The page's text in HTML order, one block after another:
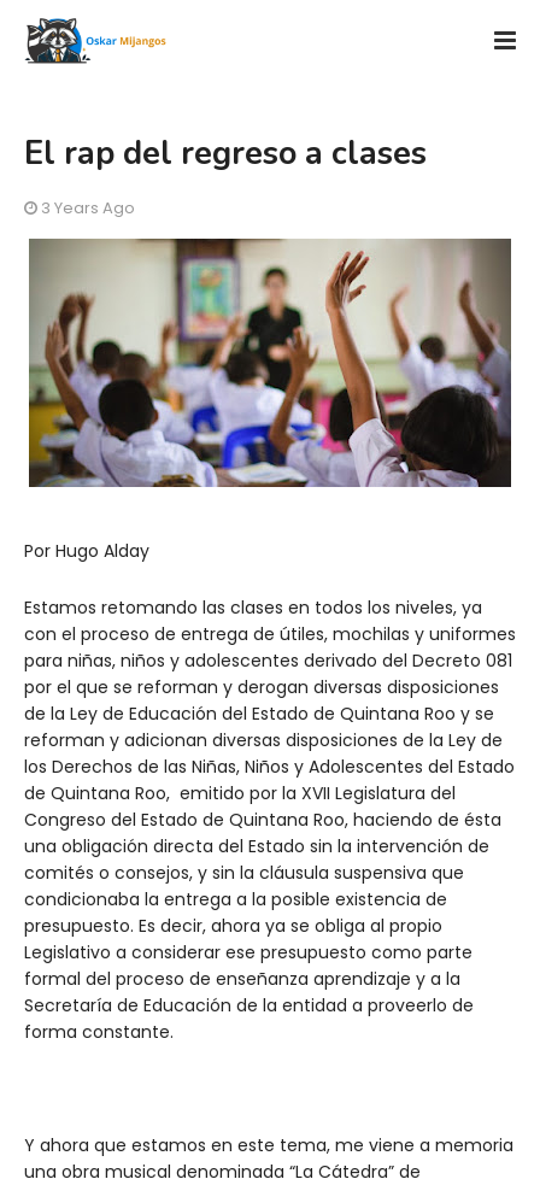
El rap del regreso a clases
3 Years Ago
Por Hugo Alday
Estamos retomando las clases en todos los niveles, ya
con el proceso de entrega de útiles, mochilas y uniformes
para niñas, niños y adolescentes derivado del Decreto 081
por el que se reforman y derogan diversas disposiciones
de la Ley de Educación del Estado de Quintana Roo y se
reforman y adicionan diversas disposiciones de la Ley de
los Derechos de las Niñas, Niños y Adolescentes del Estado
de Quintana Roo, emitido por la XVII Legislatura del
Congreso del Estado de Quintana Roo, haciendo de ésta
una obligación directa del Estado sin la intervención de
comités o consejos, y sin la cláusula suspensiva que
condicionaba la entrega a la posible existencia de
presupuesto. Es decir, ahora ya se obliga al propio
Legislativo a considerar ese presupuesto como parte
formal del proceso de enseñanza aprendizaje y a la
Secretaría de Educación de la entidad a proveerlo de
forma constante.
Y ahora que estamos en este tema, me viene a memoria
una obra musical denominada “La Cátedra” de